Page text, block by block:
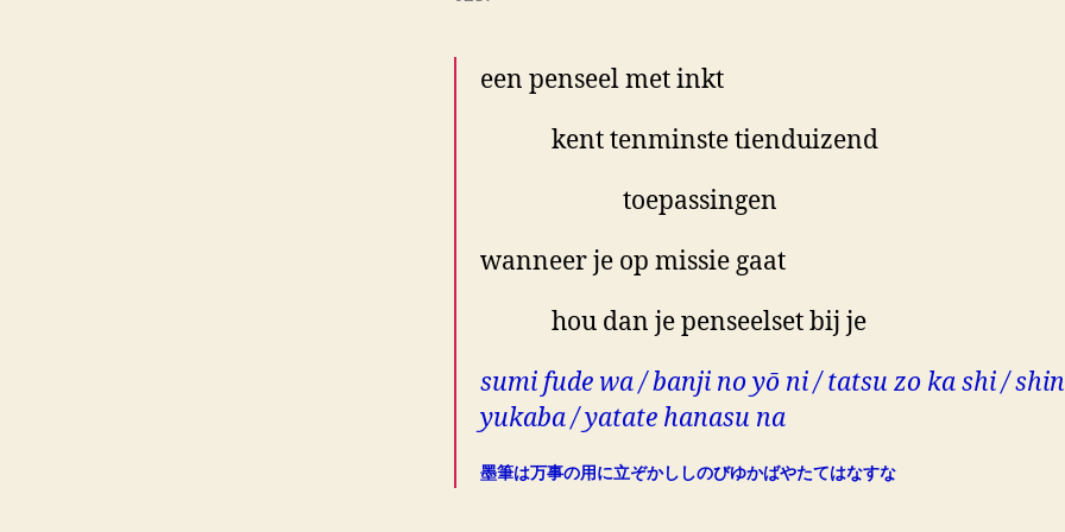
een penseel met inkt
kent tenminste tienduizend
toepassingen
wanneer je op missie gaat
hou dan je penseelset bij je
sumi fude wa / banji no yō ni / tatsu zo ka shi /
yukaba / yatate hanasu na
墨筆は万事の用に立ぞかししのびゆかばやたてはなすな